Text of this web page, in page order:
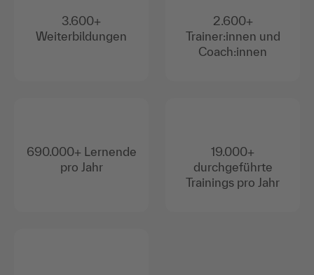
3.600+
Weiterbildungen
690.000+ Lernende
pro Jahr
2.600+
Trainer:innen und
Coach:innen
19.000+
durchgeführte
Trainings pro Jahr